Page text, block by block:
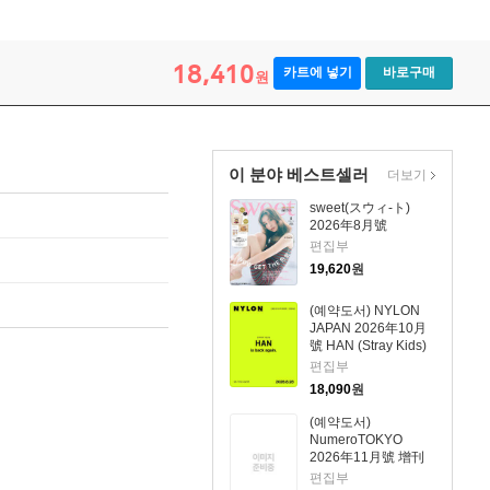
18,410원 카트에 넣기 바로구매
이 분야 베스트셀러
sweet(スウィ-ト)
2026年8月號
편집부
19,620원
(예약도서) NYLON
JAPAN 2026年10月
號 HAN (Stray Kids)
편집부
18,090원
(예약도서)
NumeroTOKYO
2026年11月號 增刊
Lee Know (Stray
편집부
더보기